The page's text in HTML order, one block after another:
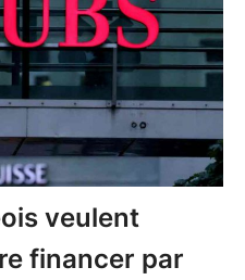
veulent
financer par